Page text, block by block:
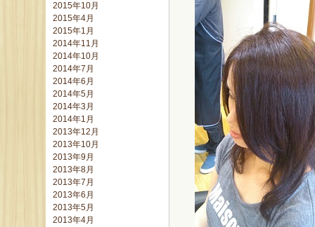
2015年10月
2015年4月
2015年1月
2014年11月
2014年10月
2014年7月
2014年6月
2014年5月
2014年3月
2014年1月
2013年12月
2013年10月
2013年9月
2013年8月
2013年7月
2013年6月
2013年5月
2013年4月